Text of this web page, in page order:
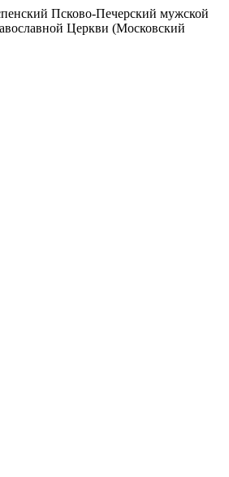
Псково-Печерский мужской
Церкви (Московский